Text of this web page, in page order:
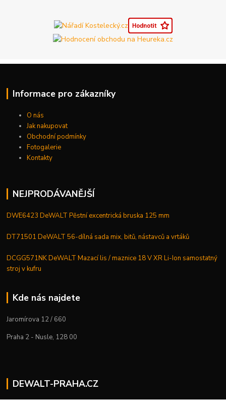
Informace pro zákazníky
O nás
Jak nakupovat
Obchodní podmínky
Fotogalerie
Kontakty
NEJPRODÁVANĚJŠÍ
DWE6423 DeWALT Pěstní excentrická bruska 125 mm
DT71501 DeWALT 56-dílná sada mix, bitů, nástavců a vrtáků
DCGG571NK DeWALT Mazací lis / maznice 18 V XR Li-Ion samostatný
stroj v kufru
Kde nás najdete
Jaromírova 12 / 660
Praha 2 - Nusle, 128 00
DEWALT-PRAHA.CZ